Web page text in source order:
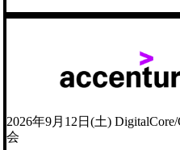
2026年9月12日(土)
会